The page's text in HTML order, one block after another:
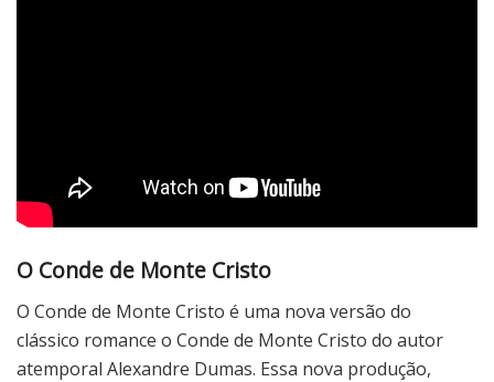
O Conde de Monte Cristo
O Conde de Monte Cristo é uma nova versão do
clássico romance o Conde de Monte Cristo do autor
atemporal Alexandre Dumas. Essa nova produção,